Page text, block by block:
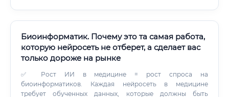
Биоинформатик. Почему это та самая работа,
которую нейросеть не отберет, а сделает вас
только дороже на рынке
✅ Рост ИИ в медицине = рост спроса на
биоинформатиков. Каждая нейросеть в медицине
требует обученных данных, которые должны быть